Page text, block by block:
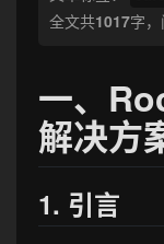
全文共1017字
一、
解决方
1. 引言